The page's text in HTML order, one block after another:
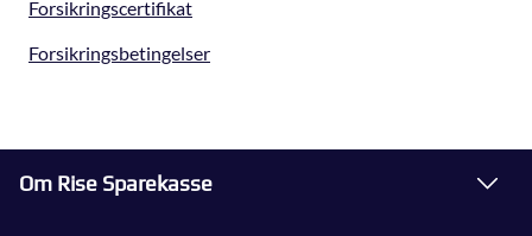
Forsikringscertifikat
Forsikringsbetingelser
Om Rise Sparekasse